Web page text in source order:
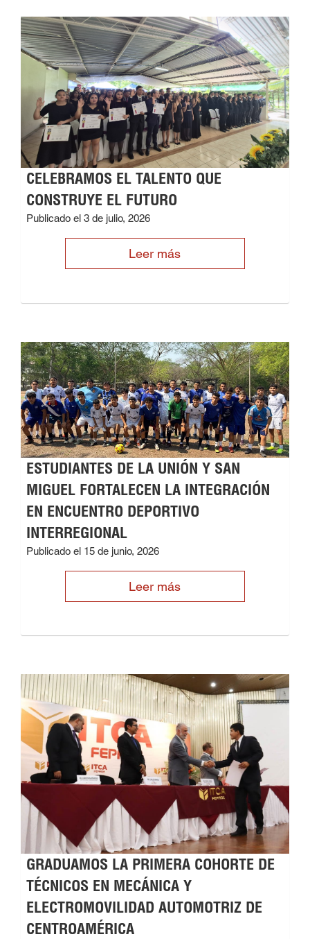
CELEBRAMOS EL TALENTO QUE
CONSTRUYE EL FUTURO
Publicado el 3 de julio, 2026
Leer más
ESTUDIANTES DE LA UNIÓN Y SAN
MIGUEL FORTALECEN LA INTEGRACIÓN
EN ENCUENTRO DEPORTIVO
INTERREGIONAL
Publicado el 15 de junio, 2026
Leer más
GRADUAMOS LA PRIMERA COHORTE DE
TÉCNICOS EN MECÁNICA Y
ELECTROMOVILIDAD AUTOMOTRIZ DE
CENTROAMÉRICA